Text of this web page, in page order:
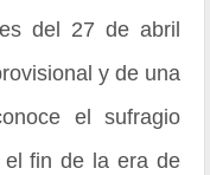
del 27 de abril
y de una
el sufragio
el fin de la era de